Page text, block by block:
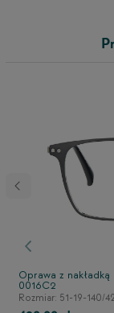
Poprzedni
Oprawa z
0016C2
Rozmiar: 51-19-140/